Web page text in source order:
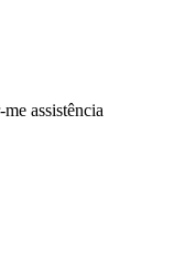
assistência